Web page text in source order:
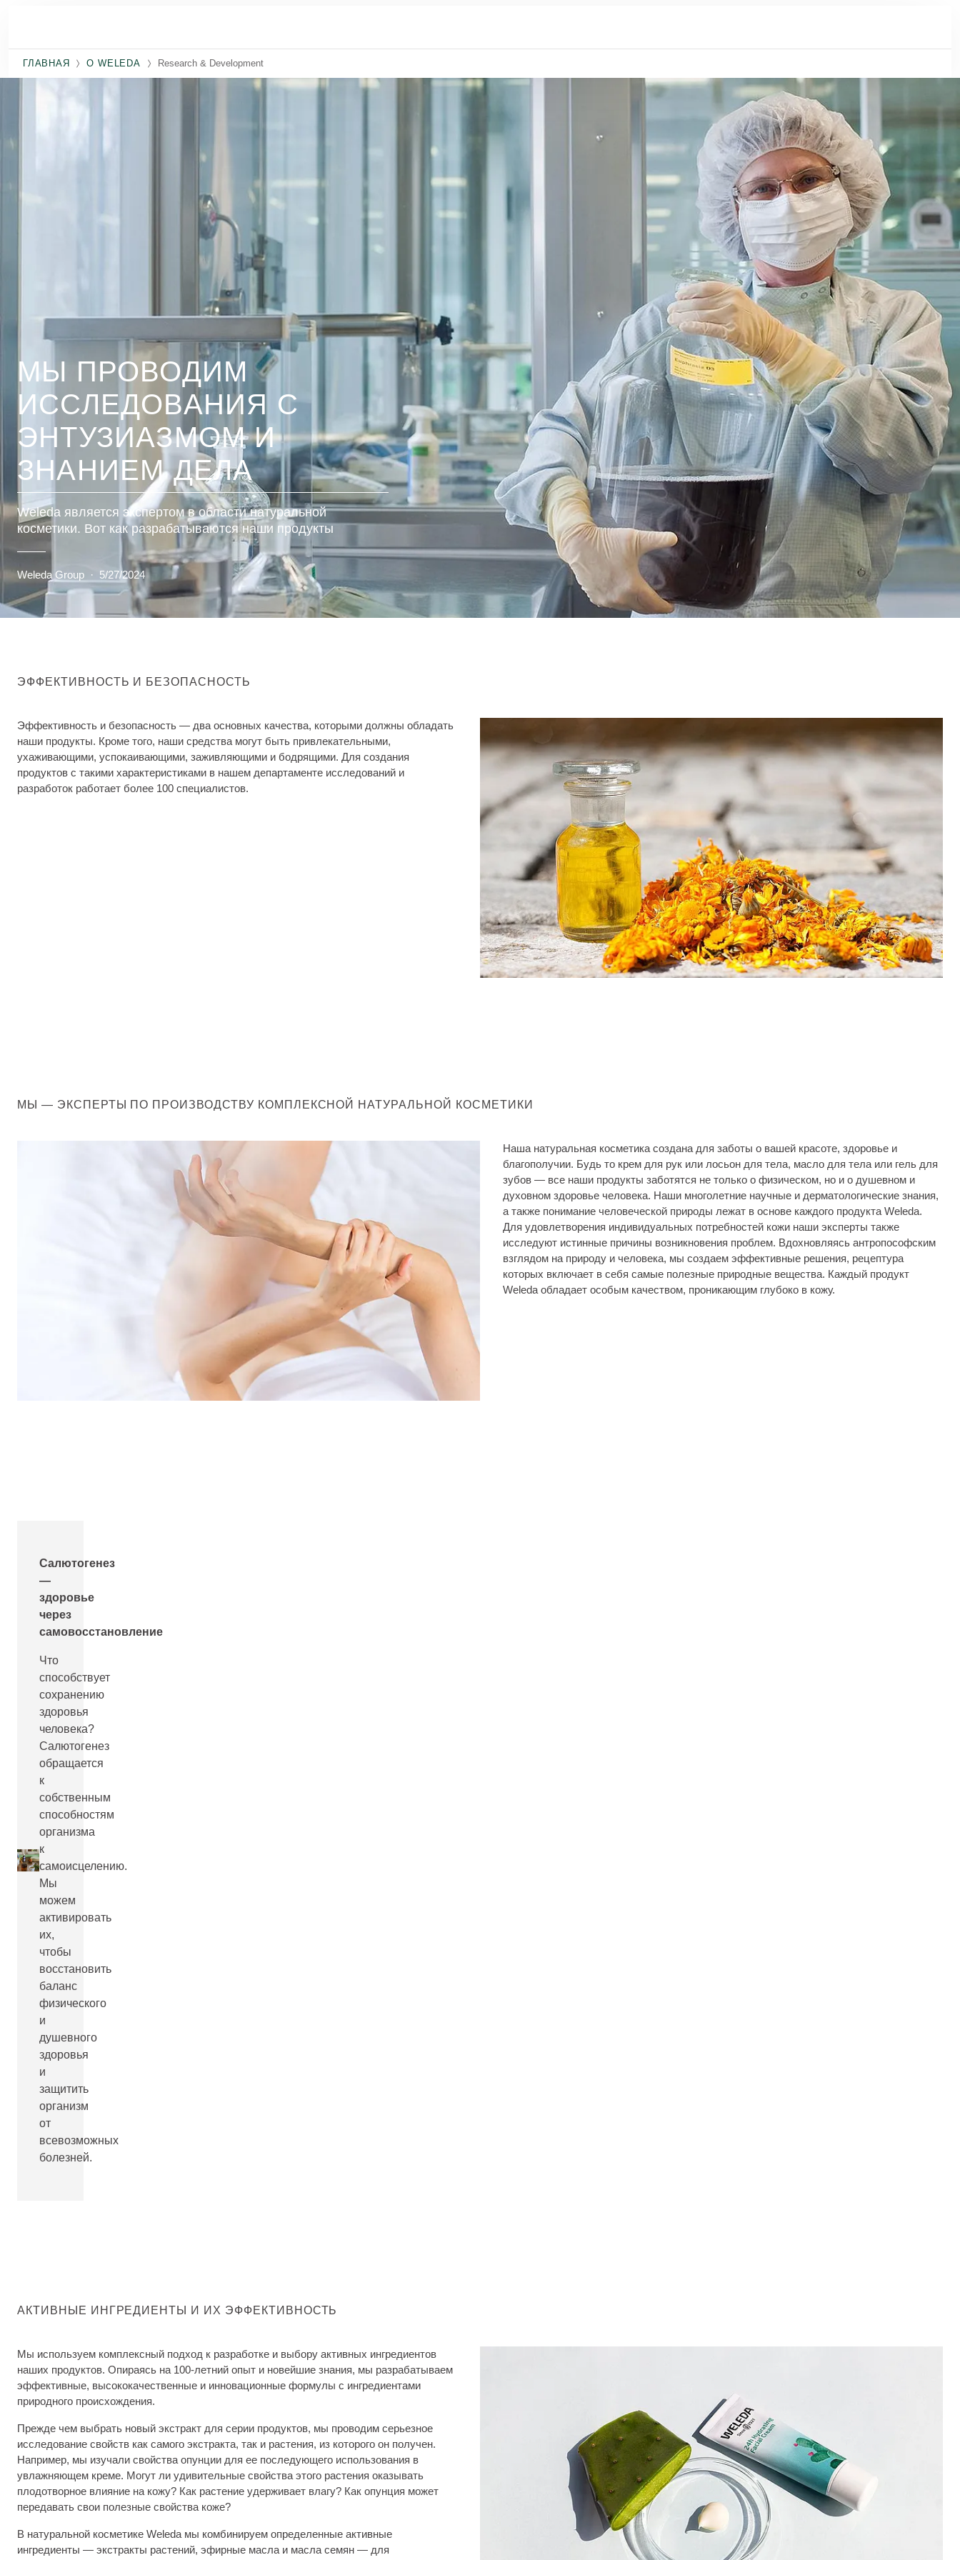
ГЛАВНАЯ O WELEDA Research & Development
МЫ ПРОВОДИМ
ИССЛЕДОВАНИЯ С
ЭНТУЗИАЗМОМ И
ЗНАНИЕМ ДЕЛА
Weleda является экспертом в области натуральной
косметики. Вот как разрабатываются наши продукты
Weleda Group · 5/27/2024
ЭФФЕКТИВНОСТЬ И БЕЗОПАСНОСТЬ
Эффективность и безопасность — два основных качества, которыми должны обладать
наши продукты. Кроме того, наши средства могут быть привлекательными,
ухаживающими, успокаивающими, заживляющими и бодрящими. Для создания
продуктов с такими характеристиками в нашем департаменте исследований и
разработок работает более 100 специалистов.
МЫ — ЭКСПЕРТЫ ПО ПРОИЗВОДСТВУ КОМПЛЕКСНОЙ НАТУРАЛЬНОЙ КОСМЕТИКИ
Наша натуральная косметика создана для заботы о вашей красоте, здоровье и
благополучии. Будь то крем для рук или лосьон для тела, масло для тела или гель для
зубов — все наши продукты заботятся не только о физическом, но и о душевном и
духовном здоровье человека. Наши многолетние научные и дерматологические знания,
а также понимание человеческой природы лежат в основе каждого продукта Weleda.
Для удовлетворения индивидуальных потребностей кожи наши эксперты также
исследуют истинные причины возникновения проблем. Вдохновляясь антропософским
взглядом на природу и человека, мы создаем эффективные решения, рецептура
которых включает в себя самые полезные природные вещества. Каждый продукт
Weleda обладает особым качеством, проникающим глубоко в кожу.
Салютогенез
—
здоровье
через
самовосстановление
Что
способствует
сохранению
здоровья
человека?
Салютогенез
обращается
к
собственным
способностям
организма
к
самоисцелению.
Мы
можем
активировать
их,
чтобы
восстановить
баланс
физического
и
душевного
здоровья
и
защитить
организм
от
всевозможных
болезней.
АКТИВНЫЕ ИНГРЕДИЕНТЫ И ИХ ЭФФЕКТИВНОСТЬ
Мы используем комплексный подход к разработке и выбору активных ингредиентов
наших продуктов. Опираясь на 100-летний опыт и новейшие знания, мы разрабатываем
эффективные, высококачественные и инновационные формулы с ингредиентами
природного происхождения.
Прежде чем выбрать новый экстракт для серии продуктов, мы проводим серьезное
исследование свойств как самого экстракта, так и растения, из которого он получен.
Например, мы изучали свойства опунции для ее последующего использования в
увлажняющем креме. Могут ли удивительные свойства этого растения оказывать
плодотворное влияние на кожу? Как растение удерживает влагу? Как опунция может
передавать свои полезные свойства коже?
В натуральной косметике Weleda мы комбинируем определенные активные
ингредиенты — экстракты растений, эфирные масла и масла семян — для